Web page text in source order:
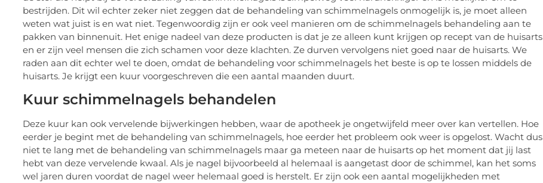
bestrijden. Dit wil echter zeker niet zeggen dat de behandeling van schimmelnagels onmogelijk is, je moet alleen
weten wat juist is en wat niet. Tegenwoordig zijn er ook veel manieren om de schimmelnagels behandeling aan te
pakken van binnenuit. Het enige nadeel van deze producten is dat je ze alleen kunt krijgen op recept van de huisarts
en er zijn veel mensen die zich schamen voor deze klachten. Ze durven vervolgens niet goed naar de huisarts. We
raden aan dit echter wel te doen, omdat de behandeling voor schimmelnagels het beste is op te lossen middels de
huisarts. Je krijgt een kuur voorgeschreven die een aantal maanden duurt.
Kuur schimmelnagels behandelen
Deze kuur kan ook vervelende bijwerkingen hebben, waar de apotheek je ongetwijfeld meer over kan vertellen. Hoe
eerder je begint met de behandeling van schimmelnagels, hoe eerder het probleem ook weer is opgelost. Wacht dus
niet te lang met de behandeling van schimmelnagels maar ga meteen naar de huisarts op het moment dat jij last
hebt van deze vervelende kwaal. Als je nagel bijvoorbeeld al helemaal is aangetast door de schimmel, kan het soms
wel jaren duren voordat de nagel weer helemaal goed is herstelt. Er zijn ook een aantal mogelijkheden met